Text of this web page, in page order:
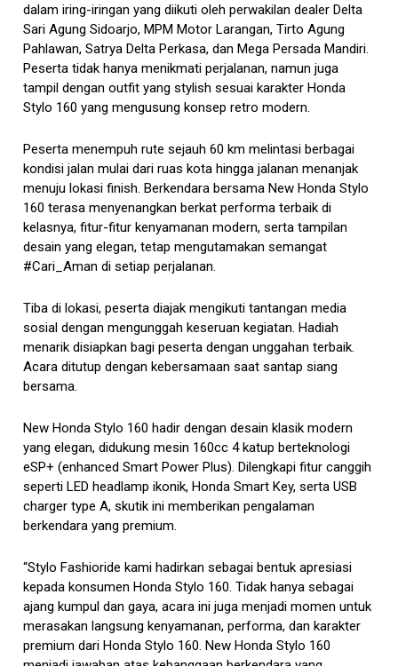
dalam iring-iringan yang diikuti oleh perwakilan dealer Delta
Sari Agung Sidoarjo, MPM Motor Larangan, Tirto Agung
Pahlawan, Satrya Delta Perkasa, dan Mega Persada Mandiri.
Peserta tidak hanya menikmati perjalanan, namun juga
tampil dengan outfit yang stylish sesuai karakter Honda
Stylo 160 yang mengusung konsep retro modern.
Peserta menempuh rute sejauh 60 km melintasi berbagai
kondisi jalan mulai dari ruas kota hingga jalanan menanjak
menuju lokasi finish. Berkendara bersama New Honda Stylo
160 terasa menyenangkan berkat performa terbaik di
kelasnya, fitur-fitur kenyamanan modern, serta tampilan
desain yang elegan, tetap mengutamakan semangat
#Cari_Aman di setiap perjalanan.
Tiba di lokasi, peserta diajak mengikuti tantangan media
sosial dengan mengunggah keseruan kegiatan. Hadiah
menarik disiapkan bagi peserta dengan unggahan terbaik.
Acara ditutup dengan kebersamaan saat santap siang
bersama.
New Honda Stylo 160 hadir dengan desain klasik modern
yang elegan, didukung mesin 160cc 4 katup berteknologi
eSP+ (enhanced Smart Power Plus). Dilengkapi fitur canggih
seperti LED headlamp ikonik, Honda Smart Key, serta USB
charger type A, skutik ini memberikan pengalaman
berkendara yang premium.
“Stylo Fashioride kami hadirkan sebagai bentuk apresiasi
kepada konsumen Honda Stylo 160. Tidak hanya sebagai
ajang kumpul dan gaya, acara ini juga menjadi momen untuk
merasakan langsung kenyamanan, performa, dan karakter
premium dari Honda Stylo 160. New Honda Stylo 160